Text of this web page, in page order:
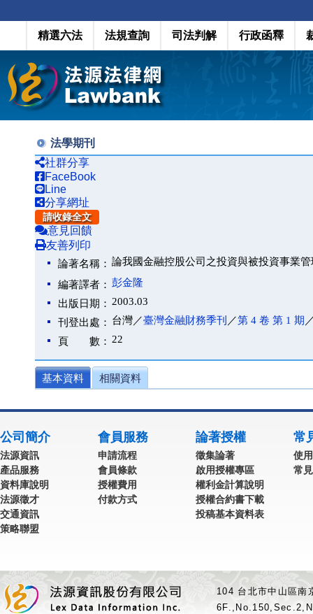
精選六法 法規查詢 司法判解 行政函釋
法學期刊
社群分享
FaceBook
Line
分享網址
請收錄全文
意見回饋
友善列印
論著名稱： 論我國金融控股公司之投資與被投資事業管
編著譯者： 彭金隆
出版日期： 2003.03
刊登出處： 台灣／臺灣金融財務季刊 ／第 4 卷 第 1 期
頁 數： 22
基本資料 相關資料
公司簡介
法源資訊
產品服務
資料庫說明
法源徵才
交通資訊
策略聯盟
會員服務
申請流程
會員條款
授權費用
付款方式
論著授權
徵集論著
啟用授權專區
權利金計算說明
授權合約書下載
投稿基本資料表
常
使
常
104 台北市中山區